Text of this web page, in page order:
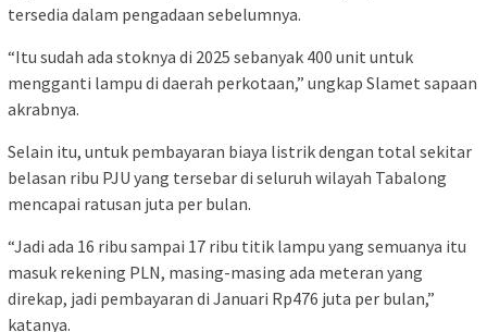
tersedia dalam pengadaan sebelumnya.
“Itu sudah ada stoknya di 2025 sebanyak 400 unit untuk
mengganti lampu di daerah perkotaan,” ungkap Slamet sapaan
akrabnya.
Selain itu, untuk pembayaran biaya listrik dengan total sekitar
belasan ribu PJU yang tersebar di seluruh wilayah Tabalong
mencapai ratusan juta per bulan.
“Jadi ada 16 ribu sampai 17 ribu titik lampu yang semuanya itu
masuk rekening PLN, masing-masing ada meteran yang
direkap, jadi pembayaran di Januari Rp476 juta per bulan,”
katanya.